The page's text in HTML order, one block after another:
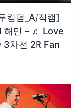
킹덤_A/직캠]
해민 – ♬ Love
3차전 2R Fan